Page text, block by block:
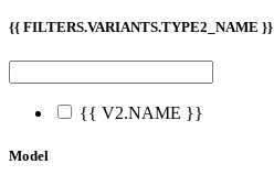
{{ FILTERS.VARIANTS.TYPE2_NAME }}
{{ V2.NAME }}
Model